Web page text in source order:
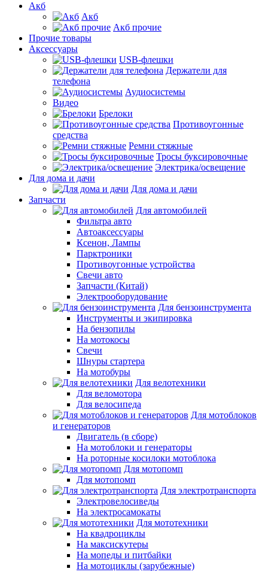
Акб
Акб
Акб прочие
Прочие товары
Аксессуары
USB-флешки
Держатели для
телефона
Аудиосистемы
Видео
Брелоки
Противоугонные
средства
Ремни стяжные
Тросы буксировочные
Электрика/освещение
Для дома и дачи
Для дома и дачи
Запчасти
Для автомобилей
Фильтра авто
Автоаксессуары
Ксенон, Лампы
Парктроники
Противоугонные устройства
Свечи авто
Запчасти (Китай)
Электрооборудование
Для бензоинструмента
Инструменты и экипировка
На бензопилы
На мотокосы
Свечи
Шнуры стартера
На мотобуры
Для велотехники
Для веломотора
Для велосипеда
Для мотоблоков
и генераторов
Двигатель (в сборе)
На мотоблоки и генераторы
На роторные косилоки мотоблока
Для мотопомп
Для мотопомп
Для электротранспорта
Электровелосиведы
На электросамокаты
Для мототехники
На квадроциклы
На максискутеры
На мопеды и питбайки
На мотоциклы (зарубежные)